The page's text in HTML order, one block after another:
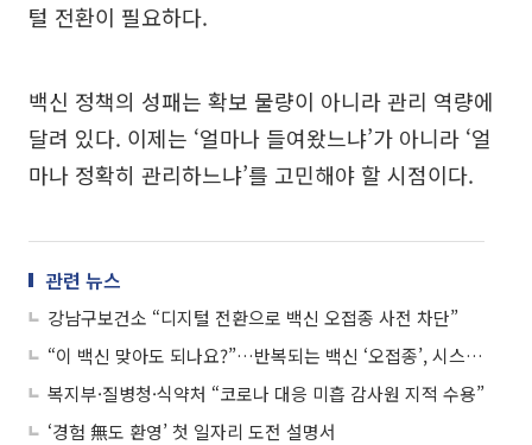
털 전환이 필요하다.
백신 정책의 성패는 확보 물량이 아니라 관리 역량에
달려 있다. 이제는 ‘얼마나 들여왔느냐’가 아니라 ‘얼
마나 정확히 관리하느냐’를 고민해야 할 시점이다.
관련 뉴스
강남구보건소 “디지털 전환으로 백신 오접종 사전 차단”
“이 백신 맞아도 되나요?”…반복되는 백신 ‘오접종’, 시스템 왜 안 바뀌나
복지부·질병청·식약처 “코로나 대응 미흡 감사원 지적 수용”
‘경험 無도 환영’ 첫 일자리 도전 설명서